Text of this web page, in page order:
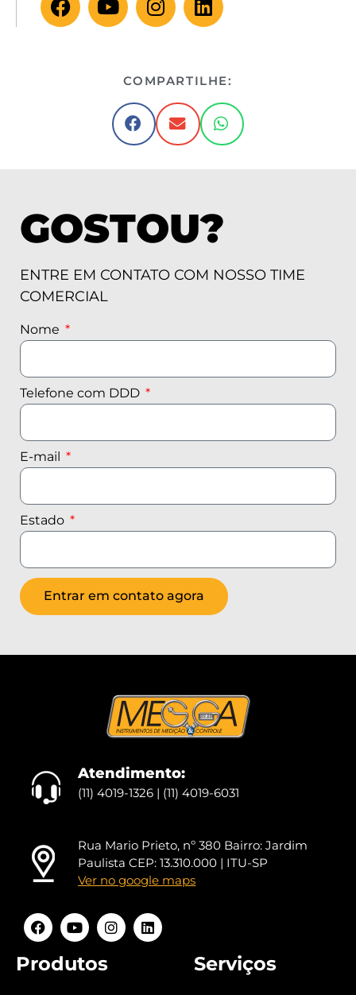
COMPARTILHE:
GOSTOU?
ENTRE EM CONTATO COM NOSSO TIME
COMERCIAL
Nome
Telefone com DDD
E-mail
Estado
Entrar em contato agora
Atendimento:
(11) 4019-1326 | (11) 4019-6031
Rua Mario Prieto, nº 380 Bairro: Jardim
Paulista CEP: 13.310.000 | ITU-SP
Ver no google maps
Produtos Serviços